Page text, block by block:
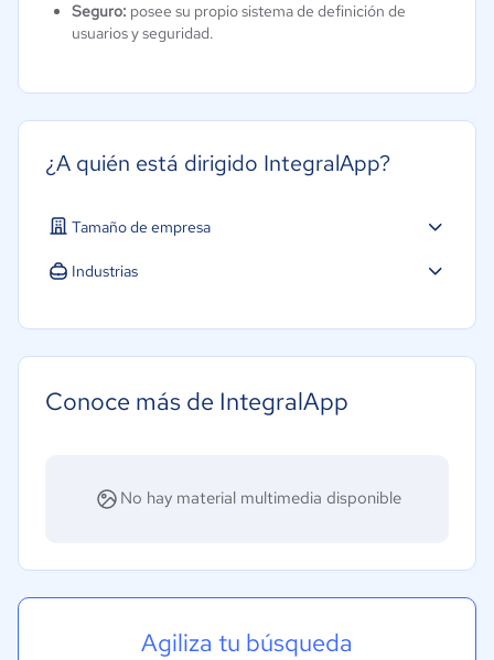
Seguro: posee su propio sistema de definición de
usuarios y seguridad.
¿A quién está dirigido IntegralApp?
Tamaño de empresa
Industrias
Conoce más de IntegralApp
No hay material multimedia disponible
Agiliza tu búsqueda